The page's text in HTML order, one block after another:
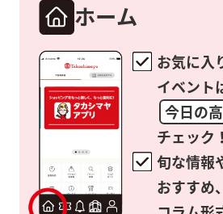
ホーム
お気に入
イベント
今日の
チェック！
旬な情報
おすすめ、